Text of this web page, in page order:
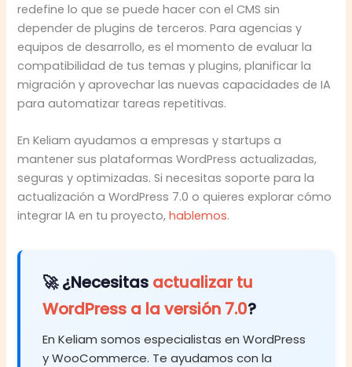
redefine lo que se puede hacer con el CMS sin
depender de plugins de terceros. Para agencias y
equipos de desarrollo, es el momento de evaluar la
compatibilidad de tus temas y plugins, planificar la
migración y aprovechar las nuevas capacidades de IA
para automatizar tareas repetitivas.
En Keliam ayudamos a empresas y startups a
mantener sus plataformas WordPress actualizadas,
seguras y optimizadas. Si necesitas soporte para la
actualización a WordPress 7.0 o quieres explorar cómo
integrar IA en tu proyecto,hablemos.
🚀 ¿Necesitas actualizar tu
WordPress a la versión 7.0?
En Keliam somos especialistas en WordPress
y WooCommerce. Te ayudamos con la